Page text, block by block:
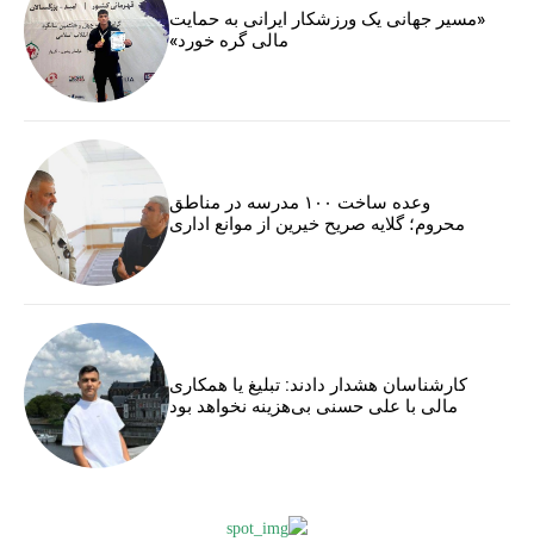
«مسیر جهانی یک ورزشکار ایرانی به حمایت
مالی گره خورد»
وعده ساخت ۱۰۰ مدرسه در مناطق
محروم؛ گلایه صریح خیرین از موانع اداری
کارشناسان هشدار دادند: تبلیغ یا همکاری
مالی با علی حسنی بی‌هزینه نخواهد بود